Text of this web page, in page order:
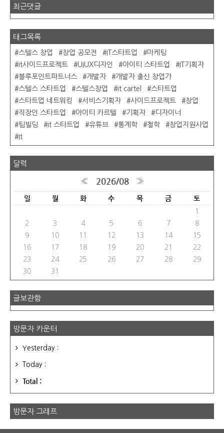
최근댓글
태그목록
스텔스 창업 창업 공모전 IT스타트업
마케팅
it사이드프로젝트
UIUX디자인 아이티 스타트업
IT기획자
블루포인트파트너스
개발자
개발자 출신 창업가
스텔스 스타트업
스텔스창업 it cartel
스타트업
스타트업 네트워킹
서비스기획자 사이드프로젝트
창업
직장인 스타트업
아이티 카르텔 기획자
디자이너
팀빌딩
it 스타트업 유튜브 통계학 철학
창업지원사업
It
달력
« 2026/08 »
일 월 화 수 목 금 토
1
2
3 4 5 6 7
8
9
10 11 12 13 14
15
16
17 18 19 20 21
22
23
24 25 26 27 28
29
30
31
글보관함
방문자 카운터
Yesterday :
Today :
Total :
방문자 그래프